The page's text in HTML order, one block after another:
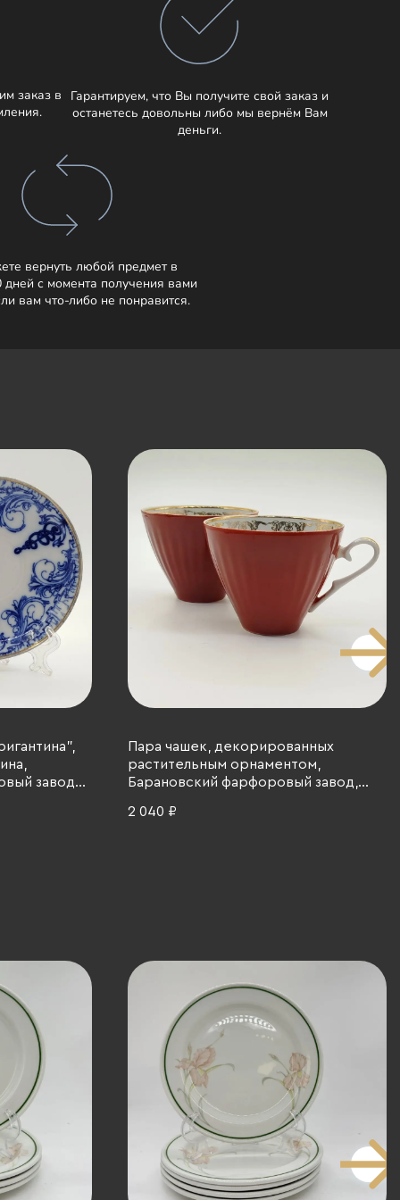
заказ в
Гарантируем, что Вы получите свой заказ и
останетесь довольны либо мы вернём Вам
деньги.
вернуть любой предмет в
дней с момента получения вами
вам что-либо не понравится.
завод
Пара чашек, декорированных
растительным орнаментом,
Барановский фарфоровый завод,
1970-1991 гг.
2 040 ₽